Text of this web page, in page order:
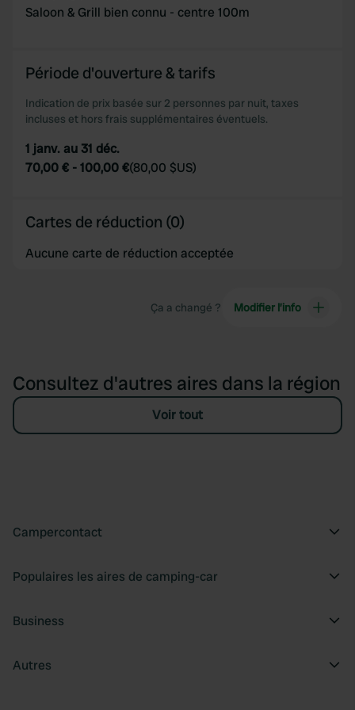
Saloon & Grill bien connu - centre 100m
Période d'ouverture & tarifs
Indication de prix basée sur 2 personnes par nuit, taxes
incluses et hors frais supplémentaires éventuels.
1 janv. au 31 déc.
70,00 € -100,00 €(80,00 $US)
Cartes de réduction (0)
Aucune carte de réduction acceptée
Ça a changé ? Modifier l’info
Consultez d'autres aires dans la région
Voir tout
Campercontact
Populaires les aires de camping-car
Business
Autres